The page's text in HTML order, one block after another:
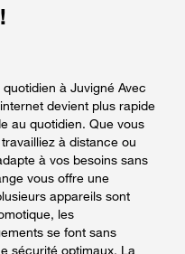
à Juvigné Avec
devient plus rapide
au quotidien. Que vous
à distance ou
à vos besoins sans
vous offre une
appareils sont
les
se font sans
sécurité optimaux. La